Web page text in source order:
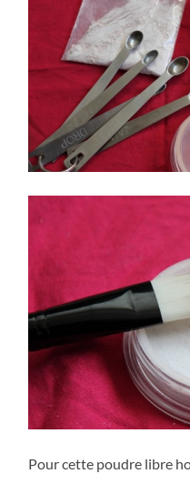
Pour cette poudre libre